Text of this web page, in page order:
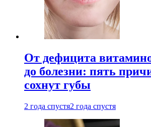
От дефицита
до болезни: пять
сохнут губы
2 года спустя2 года спустя